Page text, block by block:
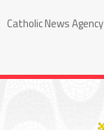
Catholic News Agency